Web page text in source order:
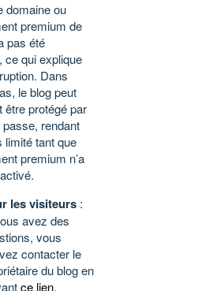
domaine ou
premium de
pas été
ce qui explique
Dans
le blog peut
être protégé par
rendant
limité tant que
premium n’a
les visiteurs :
avez des
vous
contacter le
du blog en
ce lien.